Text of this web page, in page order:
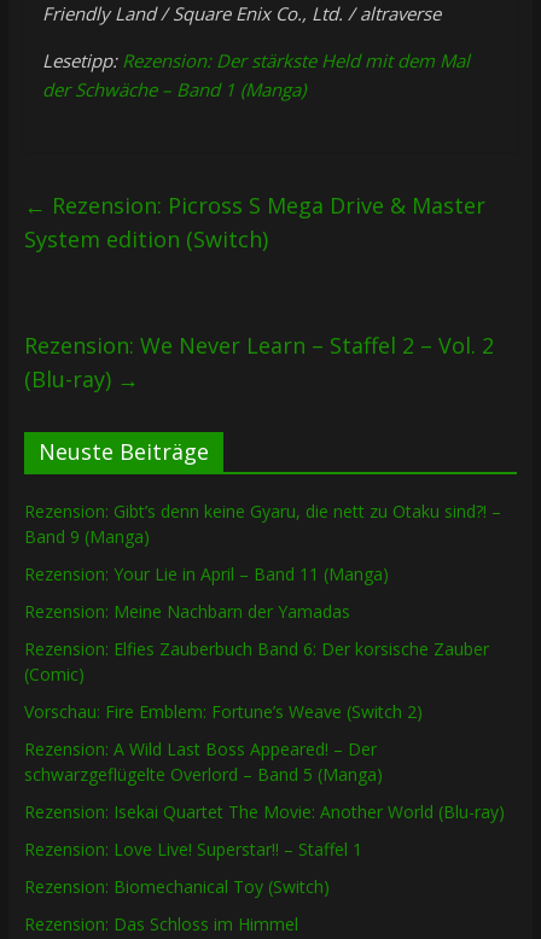
Friendly Land / Square Enix Co., Ltd. / altraverse
Lesetipp: Rezension: Der stärkste Held mit dem Mal
der Schwäche – Band 1 (Manga)
← Rezension: Picross S Mega Drive & Master
System edition (Switch)
Rezension: We Never Learn – Staffel 2 – Vol. 2
(Blu-ray) →
Neuste Beiträge
Rezension: Gibt’s denn keine Gyaru, die nett zu Otaku sind?! –
Band 9 (Manga)
Rezension: Your Lie in April – Band 11 (Manga)
Rezension: Meine Nachbarn der Yamadas
Rezension: Elfies Zauberbuch Band 6: Der korsische Zauber
(Comic)
Vorschau: Fire Emblem: Fortune’s Weave (Switch 2)
Rezension: A Wild Last Boss Appeared! – Der
schwarzgeflügelte Overlord – Band 5 (Manga)
Rezension: Isekai Quartet The Movie: Another World (Blu-ray)
Rezension: Love Live! Superstar!! – Staffel 1
Rezension: Biomechanical Toy (Switch)
Rezension: Das Schloss im Himmel